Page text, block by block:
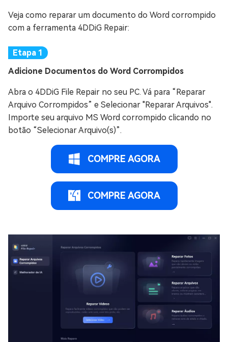
Veja como reparar um documento do Word corrompido
com a ferramenta 4DDiG Repair:
Adicione Documentos do Word Corrompidos
Abra o 4DDiG File Repair no seu PC. Vá para “Reparar
Arquivo Corrompidos” e Selecionar "Reparar Arquivos".
Importe seu arquivo MS Word corrompido clicando no
botão “Selecionar Arquivo(s)”.
COMPRE AGORA
COMPRE AGORA